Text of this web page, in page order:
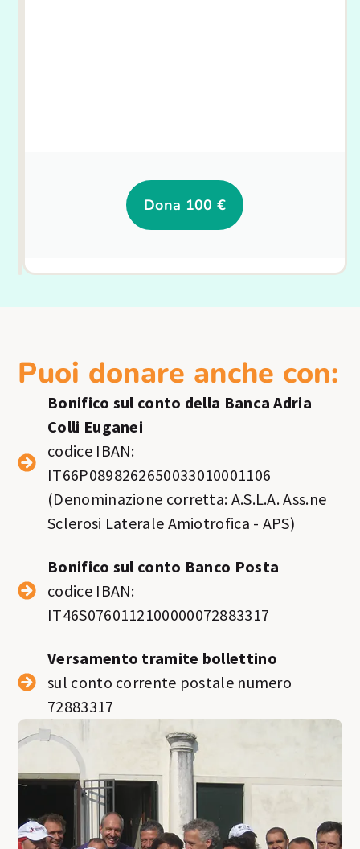
Dona 100 €
Puoi donare anche con:
Bonifico sul conto della Banca Adria
Colli Euganei
codice IBAN:
IT66P0898262650033010001106
(Denominazione corretta: A.S.L.A. Ass.ne
Sclerosi Laterale Amiotrofica - APS)
Bonifico sul conto Banco Posta
codice IBAN:
IT46S0760112100000072883317
Versamento tramite bollettino
sul conto corrente postale numero
72883317